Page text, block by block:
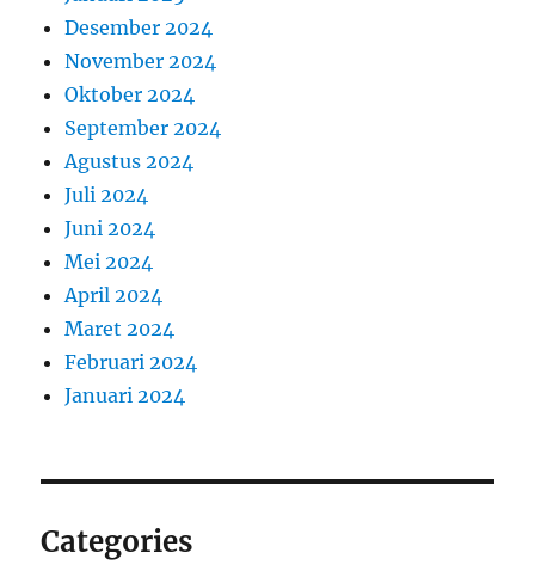
Desember 2024
November 2024
Oktober 2024
September 2024
Agustus 2024
Juli 2024
Juni 2024
Mei 2024
April 2024
Maret 2024
Februari 2024
Januari 2024
Categories